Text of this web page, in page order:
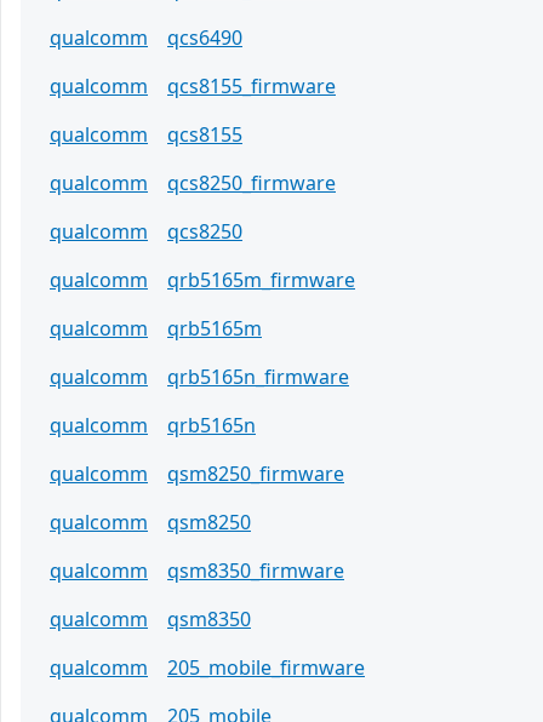
qualcomm
qcs6490
qualcomm
qcs8155_firmware
qualcomm
qcs8155
qualcomm
qcs8250_firmware
qualcomm
qcs8250
qualcomm
qrb5165m_firmware
qualcomm
qrb5165m
qualcomm
qrb5165n_firmware
qualcomm
qrb5165n
qualcomm
qsm8250_firmware
qualcomm
qsm8250
qualcomm
qsm8350_firmware
qualcomm
qsm8350
qualcomm
205_mobile_firmware
qualcomm
205_mobile